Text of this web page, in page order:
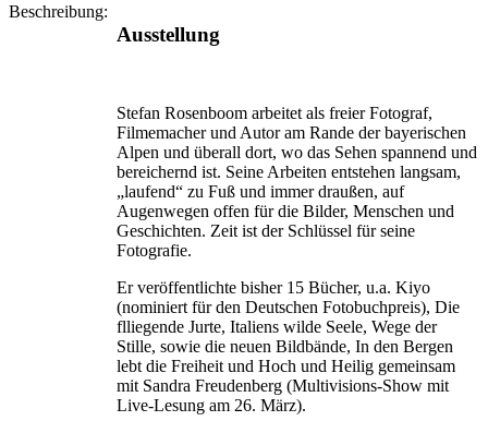
Beschreibung:
Ausstellung
Stefan Rosenboom arbeitet als freier Fotograf,
Filmemacher und Autor am Rande der bayerischen
Alpen und überall dort, wo das Sehen spannend und
bereichernd ist. Seine Arbeiten entstehen langsam,
„laufend“ zu Fuß und immer draußen, auf
Augenwegen offen für die Bilder, Menschen und
Geschichten. Zeit ist der Schlüssel für seine
Fotografie.
Er veröffentlichte bisher 15 Bücher, u.a. Kiyo
(nominiert für den Deutschen Fotobuchpreis), Die
flliegende Jurte, Italiens wilde Seele, Wege der
Stille, sowie die neuen Bildbände, In den Bergen
lebt die Freiheit und Hoch und Heilig gemeinsam
mit Sandra Freudenberg (Multivisions-Show mit
Live-Lesung am 26. März).